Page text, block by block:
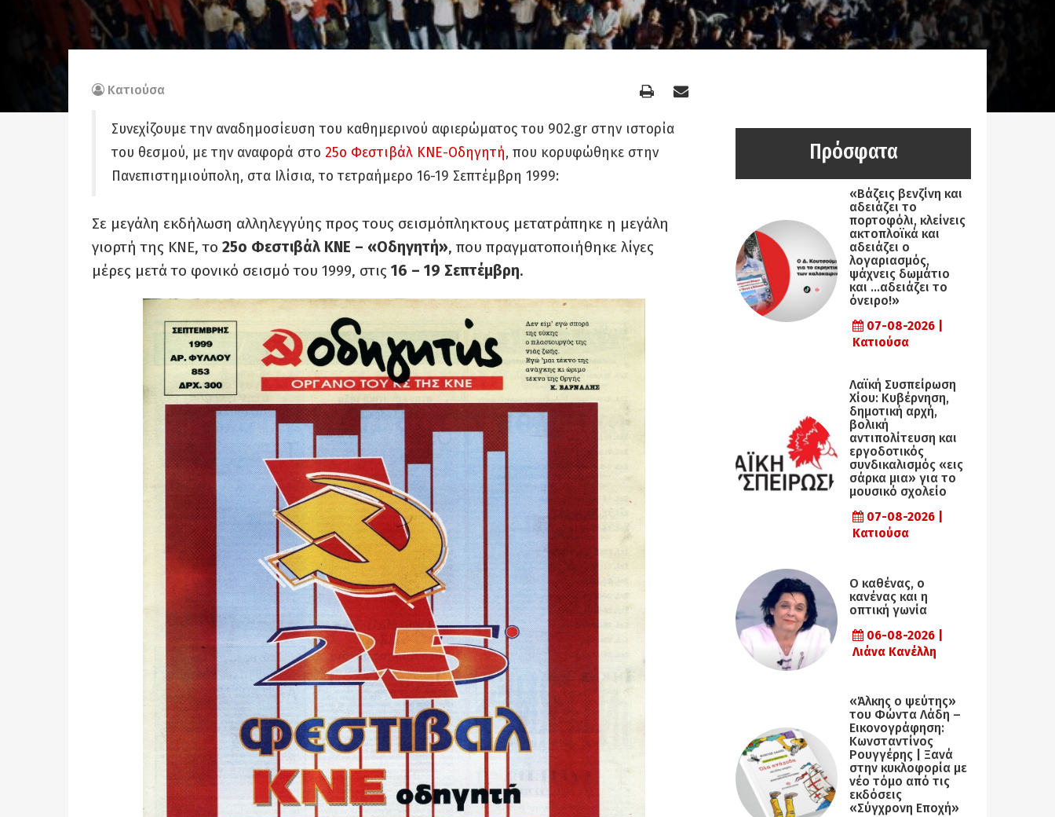
Κατιούσα
Συνεχίζουμε την αναδημοσίευση του καθημερινού αφιερώματος του 902.gr στην ιστορία
του θεσμού, με την αναφορά στο 25ο Φεστιβάλ ΚΝΕ-Οδηγητή, που κορυφώθηκε στην
Πανεπιστημιούπολη, στα Ιλίσια, το τετραήμερο 16-19 Σεπτέμβρη 1999:
Σε μεγάλη εκδήλωση αλληλεγγύης προς τους σεισμόπληκτους μετατράπηκε η μεγάλη
γιορτή της ΚΝΕ, το 25ο Φεστιβάλ ΚΝΕ – «Οδηγητή», που πραγματοποιήθηκε λίγες
μέρες μετά το φονικό σεισμό του 1999, στις 16 – 19 Σεπτέμβρη.
Πρόσφατα
«Βάζεις βενζίνη και
αδειάζει το
πορτοφόλι, κλείνεις
ακτοπλοϊκά και
αδειάζει ο
λογαριασμός,
ψάχνεις δωμάτιο
και …αδειάζει το
όνειρο!»
07-08-2026 |
Κατιούσα
Λαϊκή Συσπείρωση
Χίου: Κυβέρνηση,
δημοτική αρχή,
βολική
αντιπολίτευση και
εργοδοτικός
συνδικαλισμός «εις
σάρκα μια» για το
μουσικό σχολείο
07-08-2026 |
Κατιούσα
Ο καθένας, ο
κανένας και η
οπτική γωνία
06-08-2026 |
Λιάνα Κανέλλη
«Άλκης ο ψεύτης»
του Φώντα Λάδη –
Εικονογράφηση:
Κωνσταντίνος
Ρουγγέρης | Ξανά
στην κυκλοφορία με
νέο τόμο από τις
εκδόσεις
«Σύγχρονη Εποχή»